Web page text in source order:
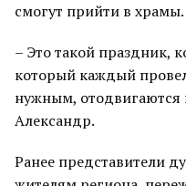
смогут прийти в храмы.
– Это такой праздник,
который каждый
нужным, отодвигаются
Александр.
Ранее представители